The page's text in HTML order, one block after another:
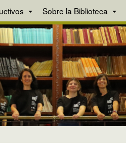
Sobre la Biblioteca